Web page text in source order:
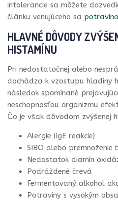
intolerancie sa môžete
článku venujúceho sa
HLAVNÉ DÔVODY
HISTAMÍNU
Pri nedostatočnej alebo
dochádza k vzostupu hladiny
následok spomínané
neschopnosťou organizmu
Čo je však dôvodom zvýšenej
Alergie (IgE reakcie)
SIBO alebo premnoženie
Nedostatok diamín
Podráždené črevá
Fermentovaný alkohol
Potraviny s vysokým